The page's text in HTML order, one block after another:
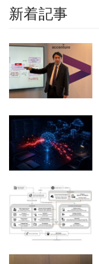
新着記事